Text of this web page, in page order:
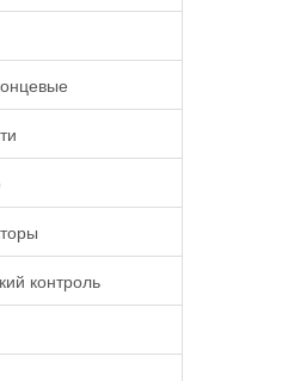
контроль